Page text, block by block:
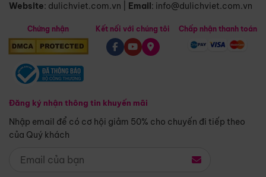
Website: dulichviet.com.vn Email: info@dulichviet.com.vn
Chứng nhận
Đăng ký nhận thông tin khuyến mãi
Nhập email để có cơ hội giảm 50% cho chuyến đi tiếp theo
của Quý khách
Kết nối với chúng tôi Chấp nhận thanh toán